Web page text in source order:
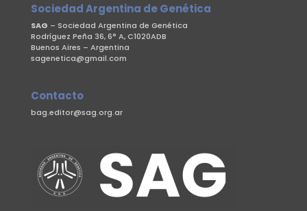
Sociedad Argentina de Genética
SAG – Sociedad Argentina de Genética
Rodríguez Peña 36, 6° A, C1020ADB
Buenos Aires – Argentina
sagenetica@gmail.com
Contacto
bag.editor@sag.org.ar